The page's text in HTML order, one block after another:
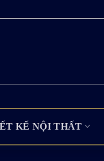
KẾ NỘI THẤT